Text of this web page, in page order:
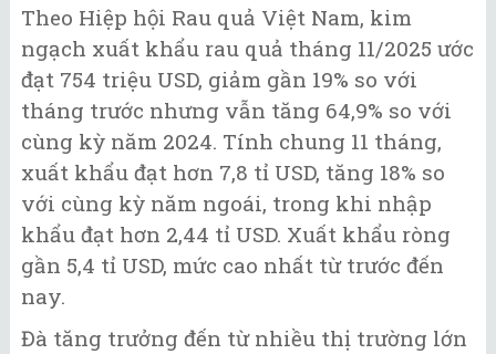
Theo Hiệp hội Rau quả Việt Nam, kim
ngạch xuất khẩu rau quả tháng 11/2025 ước
đạt 754 triệu USD, giảm gần 19% so với
tháng trước nhưng vẫn tăng 64,9% so với
cùng kỳ năm 2024. Tính chung 11 tháng,
xuất khẩu đạt hơn 7,8 tỉ USD, tăng 18% so
với cùng kỳ năm ngoái, trong khi nhập
khẩu đạt hơn 2,44 tỉ USD. Xuất khẩu ròng
gần 5,4 tỉ USD, mức cao nhất từ trước đến
nay.
Đà tăng trưởng đến từ nhiều thị trường lớn